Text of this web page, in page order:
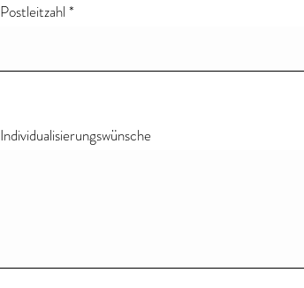
Postleitzahl
Individualisierungswünsche